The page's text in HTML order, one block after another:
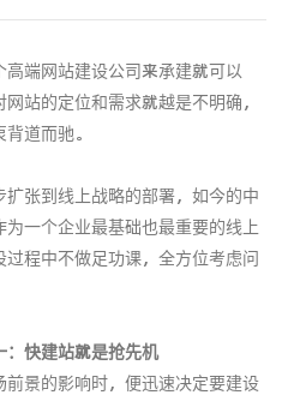
高端网站建设公司来承建就可以
站的定位和需求就越是不明确，
道而驰。
张到线上战略的部署，如今的中
一个企业最基础也最重要的线上
程中不做足功课，全方位考虑问
快建站就是抢先机
景的影响时，便迅速决定要建设